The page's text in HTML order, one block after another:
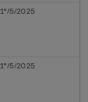
1°/5/2025
1°/5/2025